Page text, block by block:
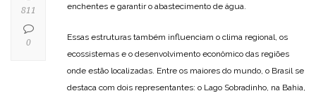
enchentes e garantir o abastecimento de água.
Essas estruturas também influenciam o clima regional, os
ecossistemas e o desenvolvimento econômico das regiões
onde estão localizadas. Entre os maiores do mundo, o Brasil se
destaca com dois representantes: o Lago Sobradinho, na Bahia,
811
0